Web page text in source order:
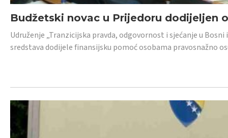
Budžetski novac u Prijedoru dodijeljen
Udruženje „Tranzicijska pravda, odgovornost i sjećanje u
sredstava dodijele finansijsku pomoć osobama pravosnažno